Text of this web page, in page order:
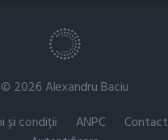
© 2026 Alexandru Baciu
și condiții
ANPC
Contact